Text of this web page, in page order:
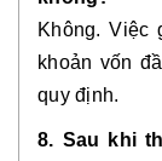
Không. Việc
khoản vốn
quy định.
8. Sau khi